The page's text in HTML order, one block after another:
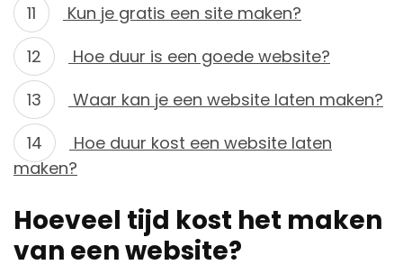
Kun je gratis een site maken?
Hoe duur is een goede website?
Waar kan je een website laten maken?
Hoe duur kost een website laten
maken?
Hoeveel tijd kost het maken
van een website?